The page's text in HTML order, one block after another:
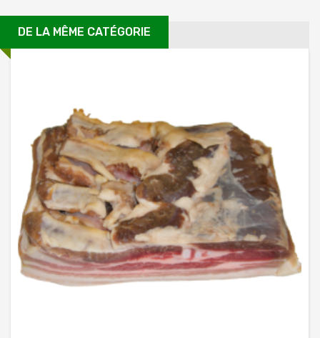
DE LA MÊME CATÉGORIE